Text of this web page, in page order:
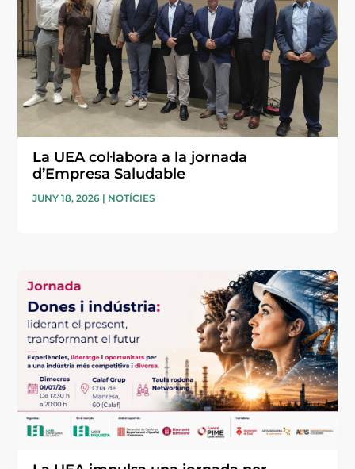
La UEA col·labora a la jornada
d’Empresa Saludable
JUNY 18, 2026 | NOTÍCIES